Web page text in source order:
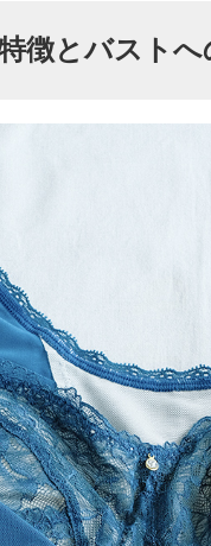
徴とバストへ